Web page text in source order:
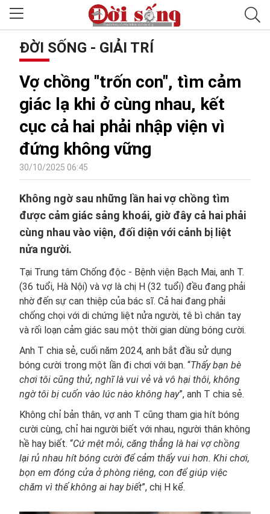
ĐỜI SỐNG - GIẢI TRÍ
Vợ chồng "trốn con", tìm cảm
giác lạ khi ở cùng nhau, kết
cục cả hai phải nhập viện vì
đứng không vững
30/10/2025 06:45
Không ngờ sau những lần hai vợ chồng tìm
được cảm giác sảng khoái, giờ đây cả hai phải
cùng nhau vào viện, đối diện với cảnh bị liệt
nửa người.
Tại Trung tâm Chống độc - Bệnh viện Bạch Mai, anh T.
(36 tuổi, Hà Nội) và vợ là chị H (32 tuổi) đều đang phải
nhờ đến sự can thiệp của bác sĩ. Cả hai đang phải
chống chọi với di chứng liệt nửa người, tê bì chân tay
và rối loạn cảm giác sau một thời gian dùng bóng cười.
Anh T chia sẻ, cuối năm 2024, anh bắt đầu sử dụng
bóng cười trong một lần đi chơi với bạn. “Thấy bạn bè
chơi tôi cũng thử, nghĩ là vui vẻ và vô hại thôi, không
ngờ tôi bị cuốn vào lúc nào không hay”, anh T chia sẻ.
Không chỉ bản thân, vợ anh T cũng tham gia hít bóng
cười cùng, chỉ hai người biết với nhau, người thân không
hề hay biết. “Cứ mệt mỏi, căng thẳng là hai vợ chồng
lại rủ nhau hít bóng cười để cảm thấy vui hơn. Khi chơi,
bọn em đóng cửa ở phòng riêng, con để giúp việc
chăm vì thế không ai hay biết”, chị H kể.